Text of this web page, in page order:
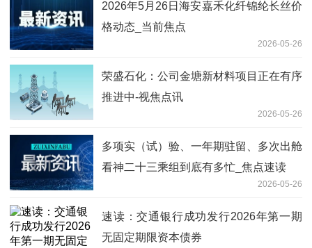
2026年5月26日海安嘉禾化纤锦纶长丝价
格动态_当前焦点
2026-05-26
荣盛石化：公司金塘新材料项目正在有序
推进中-视焦点讯
2026-05-26
多项实（试）验、一年期驻留、多次出舱
看神二十三乘组到底有多忙_焦点速读
2026-05-26
速读：交通银行成功发行2026年第一期
无固定期限资本债券